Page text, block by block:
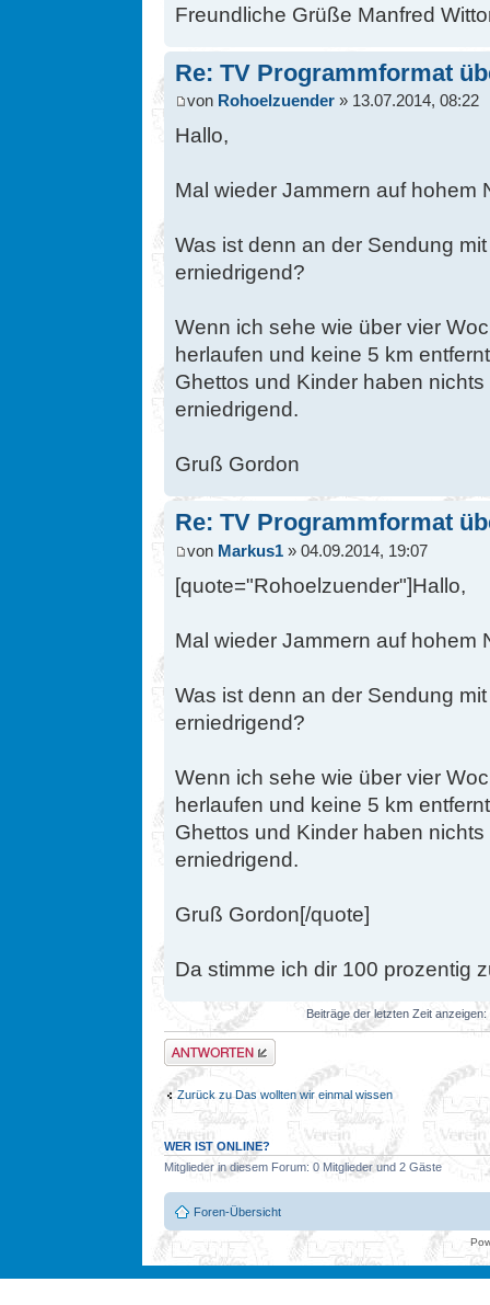
Freundliche Grüße Manfred
Re: TV Programmformat
von Rohoelzuender » 13.07.2014, 08:22
Hallo,
Mal wieder Jammern auf hohem
Was ist denn an der Sendung
erniedrigend?
Wenn ich sehe wie über vier
herlaufen und keine 5 km
Ghettos und Kinder haben
erniedrigend.
Gruß Gordon
Re: TV Programmformat
von Markus1 » 04.09.2014, 19:07
[quote="Rohoelzuender"]Hallo,
Mal wieder Jammern auf hohem
Was ist denn an der Sendung
erniedrigend?
Wenn ich sehe wie über vier
herlaufen und keine 5 km
Ghettos und Kinder haben
erniedrigend.
Gruß Gordon[/quote]
Da stimme ich dir 100 prozentig
Beiträge der letzten Zeit anzeigen:
Antwort erstellen
Zurück zu Das wollten wir einmal wissen
WER IST ONLINE?
Mitglieder in diesem Forum: 0 Mitglieder und 2 Gäste
Foren-Übersicht